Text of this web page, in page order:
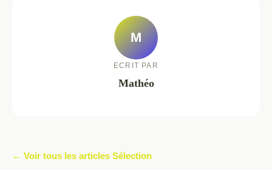
M
ECRIT PAR
Mathéo
← Voir tous les articles Sélection